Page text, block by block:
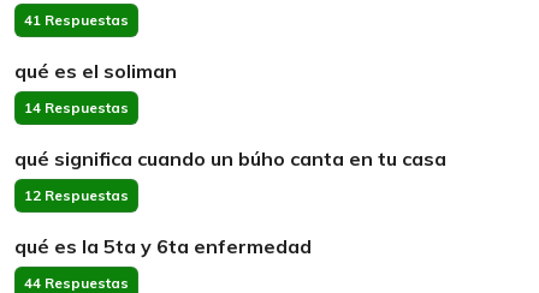
41 Respuestas
qué es el soliman
14 Respuestas
qué significa cuando un búho canta en tu casa
12 Respuestas
qué es la 5ta y 6ta enfermedad
44 Respuestas